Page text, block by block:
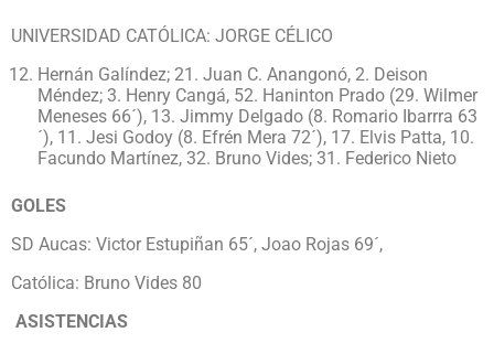
UNIVERSIDAD CATÓLICA: JORGE CÉLICO
Hernán Galíndez; 21. Juan C. Anangonó, 2. Deison
Méndez; 3. Henry Cangá, 52. Haninton Prado (29. Wilmer
Meneses 66´), 13. Jimmy Delgado (8. Romario Ibarrra 63
´), 11. Jesi Godoy (8. Efrén Mera 72´), 17. Elvis Patta, 10.
Facundo Martínez, 32. Bruno Vides; 31. Federico Nieto
GOLES
SD Aucas: Victor Estupiñan 65´, Joao Rojas 69´,
Católica: Bruno Vides 80
ASISTENCIAS